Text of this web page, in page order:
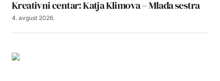
Kreativni centar: Katja Klimova – Mlađa sestra
4. avgust 2026.